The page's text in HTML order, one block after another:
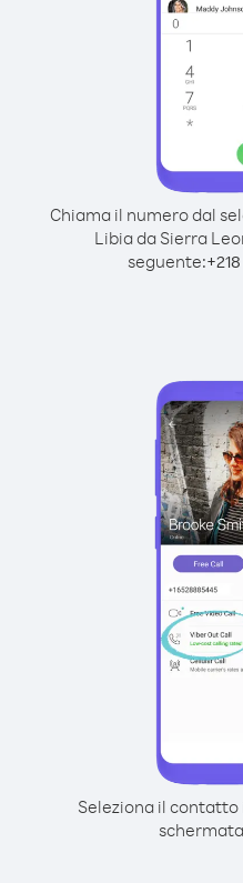
Chiama il numero dal
Libia da Sierra
seguente:+218
Seleziona il